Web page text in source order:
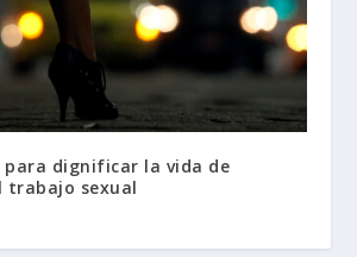
dignificar la vida de
trabajo sexual